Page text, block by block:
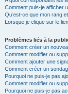
Comment puis-je afficher
Qu’est-ce que mon rang
Lorsque je clique sur le lien
Problèmes liés à la
Comment créer un
Comment modifier ou
Comment ajouter une
Comment créer un
Pourquoi ne puis-je pas
Comment modifier ou
Pourquoi ne puis-je pas